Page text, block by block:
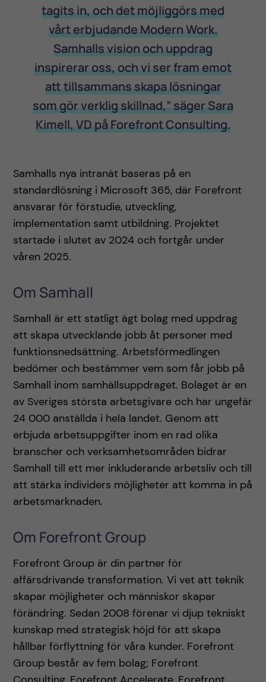
tagits in, och det möjliggörs med
vårt erbjudande Modern Work.
Samhalls vision och uppdrag
inspirerar oss, och vi ser fram emot
att tillsammans skapa lösningar
som gör verklig skillnad,” säger Sara
Kimell, VD på Forefront Consulting.
Samhalls nya intranät baseras på en
standardlösning i Microsoft 365, där Forefront
ansvarar för förstudie, utveckling,
implementation samt utbildning. Projektet
startade i slutet av 2024 och fortgår under
våren 2025.
Om Samhall
Samhall är ett statligt ägt bolag med uppdrag
att skapa utvecklande jobb åt personer med
funktionsnedsättning. Arbetsförmedlingen
bedömer och bestämmer vem som får jobb på
Samhall inom samhällsuppdraget. Bolaget är en
av Sveriges största arbetsgivare och har ungefär
24 000 anställda i hela landet. Genom att
erbjuda arbetsuppgifter inom en rad olika
branscher och verksamhetsområden bidrar
Samhall till ett mer inkluderande arbetsliv och till
att stärka individers möjligheter att komma in på
arbetsmarknaden.
Om Forefront Group
Forefront Group är din partner för
affärsdrivande transformation. Vi vet att teknik
skapar möjligheter och människor skapar
förändring. Sedan 2008 förenar vi djup tekniskt
kunskap med strategisk höjd för att skapa
hållbar förflyttning för våra kunder. Forefront
Group består av fem bolag; Forefront